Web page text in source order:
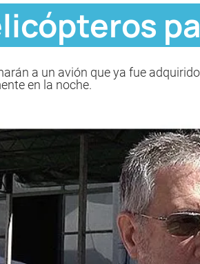
a un avión que ya fue
en la noche.